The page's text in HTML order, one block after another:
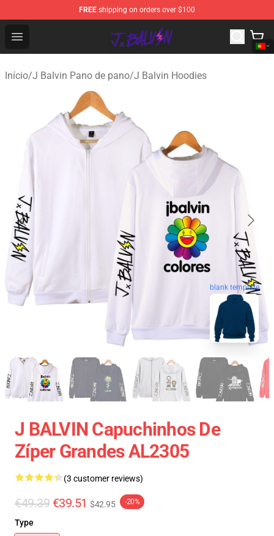
FREE shipping on orders over $100
Open menu
J Balvin Store - Official J Balvin Merchandise Shop
Início/J Balvin Pano de pano/J Balvin Hoodies
blank template
J BALVIN Capuchinhos De
Zíper Grandes AL2305
(3 customer reviews)
€49.39 €39.51 $42.95 -20%
Type